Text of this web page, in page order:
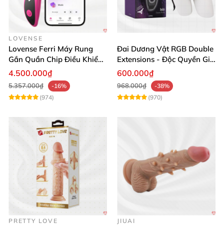
LOVENSE
Lovense Ferri Máy Rung
Gắn Quần Chip Điều Khiển
App Tăng Hưng Phấn
4.500.000₫
5.357.000₫
-16%
(974)
Đai Dương Vật RGB Double
Extensions - Độc Quyền Giá
Sốc
600.000₫
968.000₫
-38%
(970)
PRETTY LOVE JIUAI